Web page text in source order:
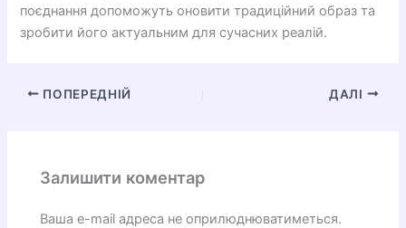
поєднання допоможуть оновити традиційний образ та
зробити його актуальним для сучасних реалій.
ПОПЕРЕДНІЙ ДАЛІ
Залишити коментар
Ваша e-mail адреса не оприлюднюватиметься.